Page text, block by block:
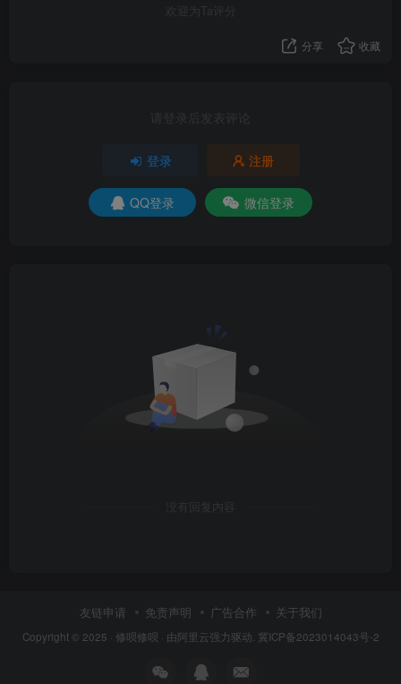
欢迎为Ta评分
分享 收藏
请登录后发表评论
登录 注册
QQ登录 微信登录
没有回复内容
友链申请 免责声明 广告合作 关于我们
Copyright © 2025 · 修呗修呗 · 由阿里云强力驱动. 冀ICP备2023014043号-2